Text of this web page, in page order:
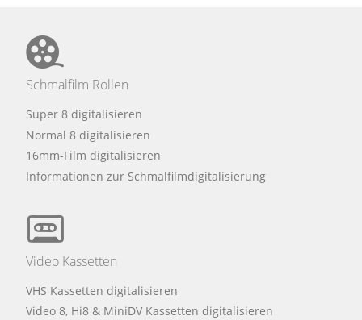
Schmalfilm Rollen
Super 8 digitalisieren
Normal 8 digitalisieren
16mm-Film digitalisieren
Informationen zur Schmalfilmdigitalisierung
Video Kassetten
VHS Kassetten digitalisieren
Video 8, Hi8 & MiniDV Kassetten digitalisieren